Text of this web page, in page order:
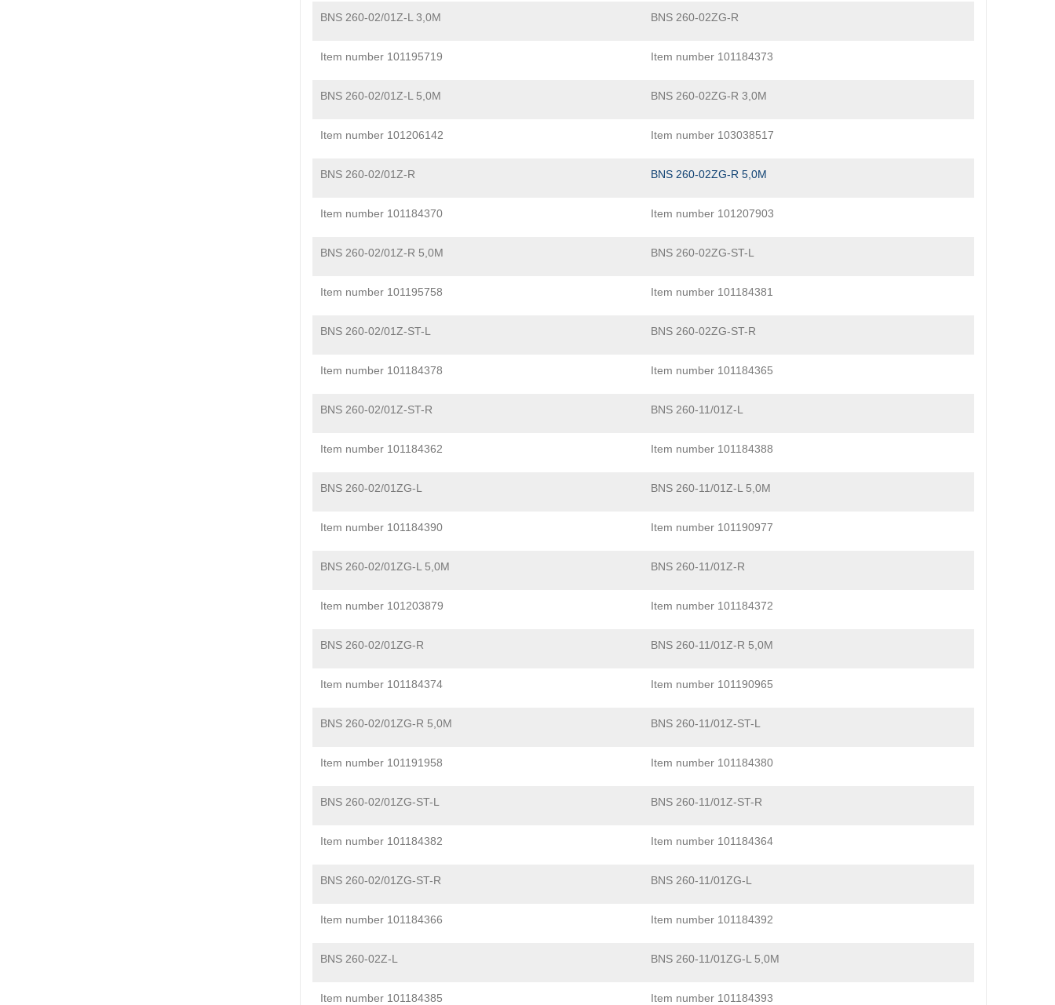
BNS 260-02/01Z-L 3,0M BNS 260-02ZG-R
Item number 101195719 Item number 101184373
BNS 260-02/01Z-L 5,0M BNS 260-02ZG-R 3,0M
Item number 101206142 Item number 103038517
BNS 260-02/01Z-R BNS 260-02ZG-R 5,0M
Item number 101184370 Item number 101207903
BNS 260-02/01Z-R 5,0M BNS 260-02ZG-ST-L
Item number 101195758 Item number 101184381
BNS 260-02/01Z-ST-L BNS 260-02ZG-ST-R
Item number 101184378 Item number 101184365
BNS 260-02/01Z-ST-R BNS 260-11/01Z-L
Item number 101184362 Item number 101184388
BNS 260-02/01ZG-L BNS 260-11/01Z-L 5,0M
Item number 101184390 Item number 101190977
BNS 260-02/01ZG-L 5,0M BNS 260-11/01Z-R
Item number 101203879 Item number 101184372
BNS 260-02/01ZG-R BNS 260-11/01Z-R 5,0M
Item number 101184374 Item number 101190965
BNS 260-02/01ZG-R 5,0M BNS 260-11/01Z-ST-L
Item number 101191958 Item number 101184380
BNS 260-02/01ZG-ST-L BNS 260-11/01Z-ST-R
Item number 101184382 Item number 101184364
BNS 260-02/01ZG-ST-R BNS 260-11/01ZG-L
Item number 101184366 Item number 101184392
BNS 260-02Z-L BNS 260-11/01ZG-L 5,0M
Item number 101184385 Item number 101184393